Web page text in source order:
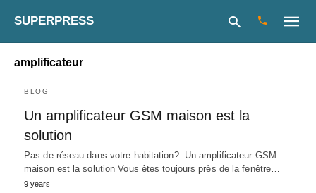
SUPERPRESS
and
hit
amplificateur
BLOG
Un amplificateur GSM maison est la
solution
Pas de réseau dans votre habitation? Un amplificateur GSM
maison est la solution Vous êtes toujours près de la fenêtre…
9 years